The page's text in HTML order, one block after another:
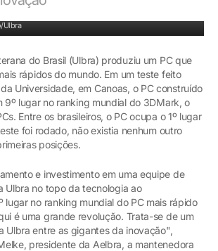
Ulbra
do Brasil (Ulbra) produziu um PC que
rápidos do mundo. Em um teste feito
Universidade, em Canoas, o PC construído
9º lugar no ranking mundial do 3DMark, o
Entre os brasileiros, o PC ocupa o 1º lugar
foi rodado, não existia nenhum outro
posições.
e investimento em uma equipe de
Ulbra no topo da tecnologia ao
lugar no ranking mundial do PC mais rápido
é uma grande revolução. Trata-se de um
Ulbra entre as gigantes da inovação",
presidente da Aelbra, a mantenedora